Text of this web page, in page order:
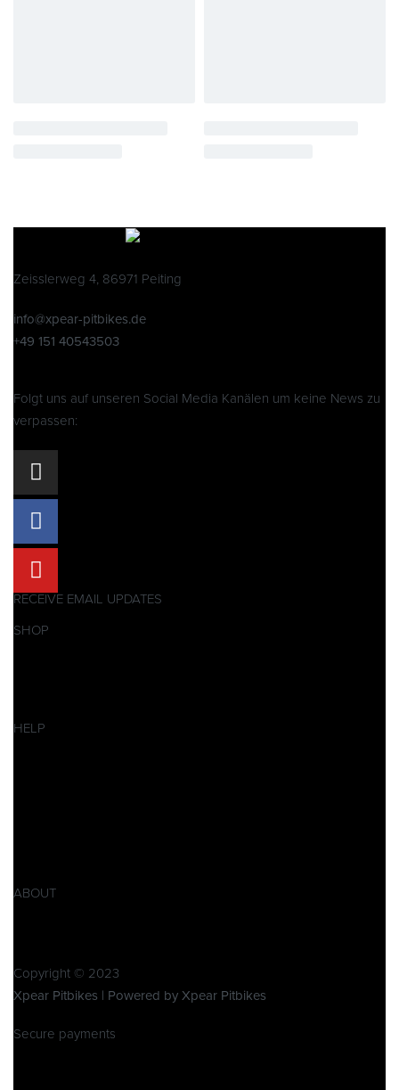
Zeisslerweg 4, 86971 Peiting
info@xpear-pitbikes.de
+49 151 40543503
Folgt uns auf unseren Social Media Kanälen um keine News zu
verpassen:
RECEIVE EMAIL UPDATES
SHOP
HELP
ABOUT
Copyright © 2023
Xpear Pitbikes | Powered by Xpear Pitbikes
Secure payments